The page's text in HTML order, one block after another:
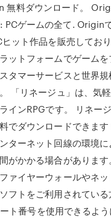
無料ダウンロード。
PCゲームの全て. Origin
ット作品を販売してお
ットフォームでゲームを
タマーサービスと世界規
「リネージュ」は、気
インRPGです。 リネー
でダウンロードできま
ターネット回線の環境に
がかかる場合があります
ァイヤーウォールやネ
フトをご利用されてい
ト番号を使用できるよ